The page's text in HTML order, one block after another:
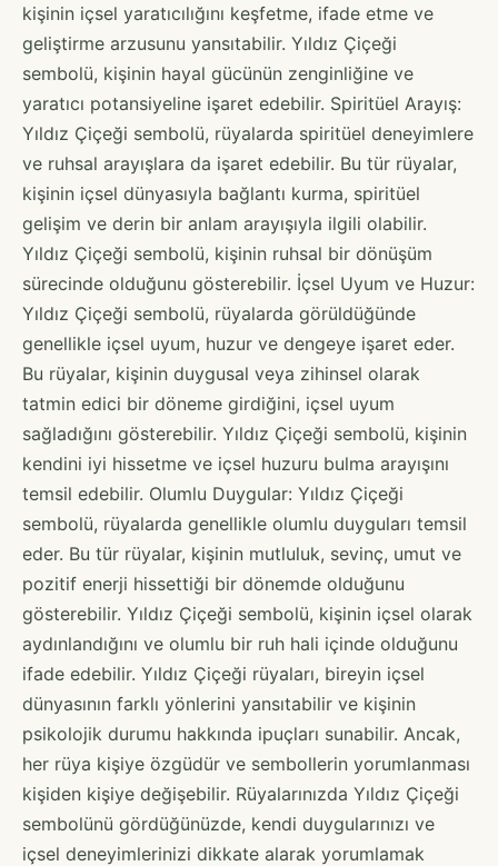
kişinin içsel yaratıcılığını keşfetme, ifade etme ve
geliştirme arzusunu yansıtabilir. Yıldız Çiçeği
sembolü, kişinin hayal gücünün zenginliğine ve
yaratıcı potansiyeline işaret edebilir. Spiritüel Arayış:
Yıldız Çiçeği sembolü, rüyalarda spiritüel deneyimlere
ve ruhsal arayışlara da işaret edebilir. Bu tür rüyalar,
kişinin içsel dünyasıyla bağlantı kurma, spiritüel
gelişim ve derin bir anlam arayışıyla ilgili olabilir.
Yıldız Çiçeği sembolü, kişinin ruhsal bir dönüşüm
sürecinde olduğunu gösterebilir. İçsel Uyum ve Huzur:
Yıldız Çiçeği sembolü, rüyalarda görüldüğünde
genellikle içsel uyum, huzur ve dengeye işaret eder.
Bu rüyalar, kişinin duygusal veya zihinsel olarak
tatmin edici bir döneme girdiğini, içsel uyum
sağladığını gösterebilir. Yıldız Çiçeği sembolü, kişinin
kendini iyi hissetme ve içsel huzuru bulma arayışını
temsil edebilir. Olumlu Duygular: Yıldız Çiçeği
sembolü, rüyalarda genellikle olumlu duyguları temsil
eder. Bu tür rüyalar, kişinin mutluluk, sevinç, umut ve
pozitif enerji hissettiği bir dönemde olduğunu
gösterebilir. Yıldız Çiçeği sembolü, kişinin içsel olarak
aydınlandığını ve olumlu bir ruh hali içinde olduğunu
ifade edebilir. Yıldız Çiçeği rüyaları, bireyin içsel
dünyasının farklı yönlerini yansıtabilir ve kişinin
psikolojik durumu hakkında ipuçları sunabilir. Ancak,
her rüya kişiye özgüdür ve sembollerin yorumlanması
kişiden kişiye değişebilir. Rüyalarınızda Yıldız Çiçeği
sembolünü gördüğünüzde, kendi duygularınızı ve
içsel deneyimlerinizi dikkate alarak yorumlamak